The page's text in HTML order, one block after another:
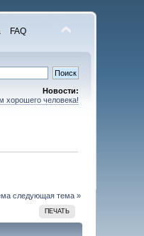
FAQ
Новости:
хорошего человека!
следующая тема »
ПЕЧАТЬ